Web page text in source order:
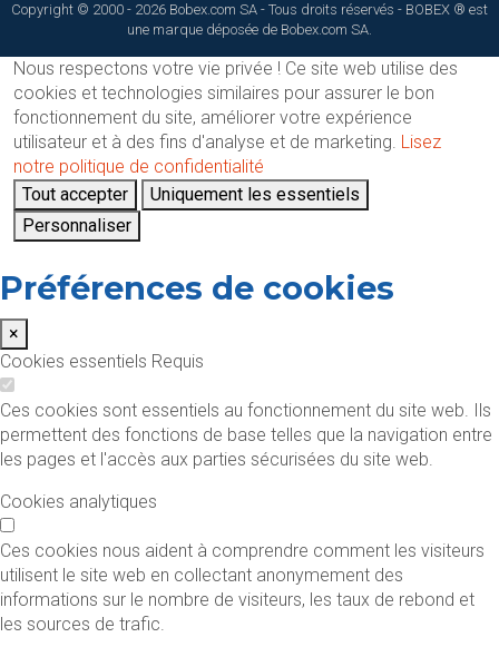
Copyright © 2000 - 2026 Bobex.com SA - Tous droits réservés - BOBEX ® est
une marque déposée de Bobex.com SA.
Nous respectons votre vie privée ! Ce site web utilise des
cookies et technologies similaires pour assurer le bon
fonctionnement du site, améliorer votre expérience
utilisateur et à des fins d'analyse et de marketing. Lisez
notre politique de confidentialité
Tout accepter
Uniquement les essentiels
Personnaliser
Préférences de cookies
×
Cookies essentiels Requis
Ces cookies sont essentiels au fonctionnement du site web. Ils
permettent des fonctions de base telles que la navigation entre
les pages et l'accès aux parties sécurisées du site web.
Cookies analytiques
Ces cookies nous aident à comprendre comment les visiteurs
utilisent le site web en collectant anonymement des
informations sur le nombre de visiteurs, les taux de rebond et
les sources de trafic.